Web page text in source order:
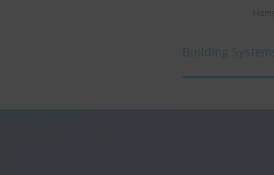
Building